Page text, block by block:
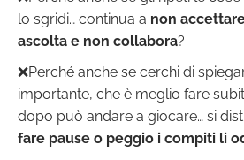
lo sgridi… continua a non
ascolta e non collabora?
❌Perché anche se cerchi di
importante, che è meglio fare
dopo può andare a giocare… si
fare pause o peggio i compiti li